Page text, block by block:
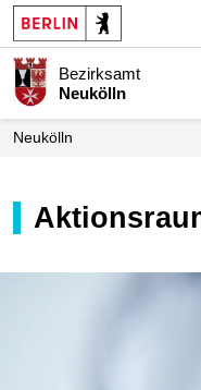
Bezirksamt
Neukölln
Neukölln